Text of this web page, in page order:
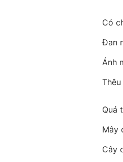
Cỏ
Đan
Ánh
Quả
Mây
Cây